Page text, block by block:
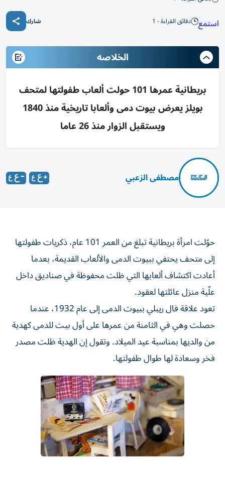
استمع دقائق القراءة - 1 شارك
الخلاصه
بريطانية عمرها 101 حولت ألعاب طفولتها لمتحف
بويلز يعرض بيوت دمى وألعابا تاريخية منذ 1840
ويستقبل الزوار منذ 26 عاما
مصطفى الزعبي
حوّلت امرأة بريطانية تبلغ من العمر 101 عام، ذكريات طفولتها
إلى متحف يحتفي ببيوت الدمى والألعاب القديمة، بعدما
أعادت اكتشاف ألعابها التي ظلت محفوظة في صناديق داخل
علّية منزل عائلتها لعقود.
تعود علاقة فال ريبلي ببيوت الدمى إلى عام 1932، عندما
حصلت وهي في الثامنة من عمرها على أول بيت للدمى كهدية
من والديها بمناسبة عيد الميلاد. وتقول إن الهدية ظلت مصدر
فخر وسعادة لها طوال طفولتها.